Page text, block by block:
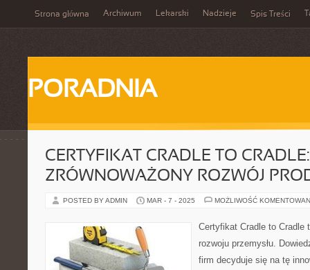
Strona główna Archiwum Lekarski Nadzieje Spis Treści
PORADNIA
CERTYFIKAT CRADLE TO CRADLE:
ZRÓWNOWAŻONY ROZWÓJ
POSTED BY ADMIN MAR - 7 - 2025 MOŻLIWOŚĆ
Certyfikat Cradle to Cradle
rozwoju przemysłu.
firm decyduje się na tę